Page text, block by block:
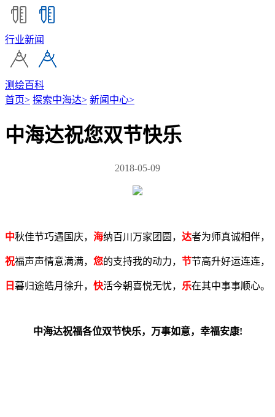
行业新闻
测绘百科
首页> 探索中海达> 新闻中心>
中海达祝您双节快乐
2018-05-09
中秋佳节巧遇国庆， 海纳百川万家团圆， 达者为师真诚相伴，
祝福声声情意满满， 您的支持我的动力， 节节高升好运连连，
日 暮归途皓月徐升， 快活今朝喜悦无忧， 乐在其中事事顺心。
中海达祝福各位双节快乐，万事如意，幸福安康!